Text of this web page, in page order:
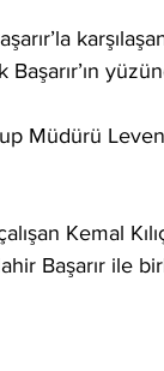
Başarır’ın
Müdürü
Kemal
Başarır ile